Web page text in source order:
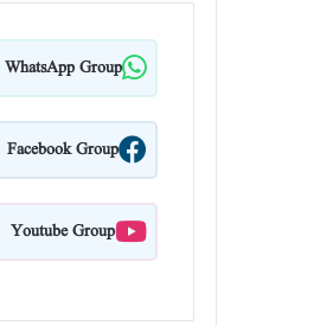
WhatsApp Group
Facebook Group
Youtube Group